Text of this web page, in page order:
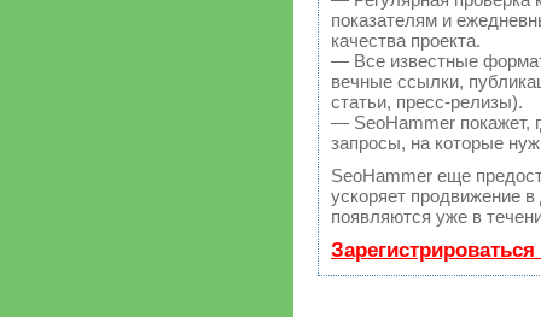
показателям и
качества проекта.
— Все известные
вечные ссылки,
статьи, пресс-релизы).
— SeoHammer покажет,
запросы, на которые
SeoHammer еще
ускоряет продвижение
появляются уже в